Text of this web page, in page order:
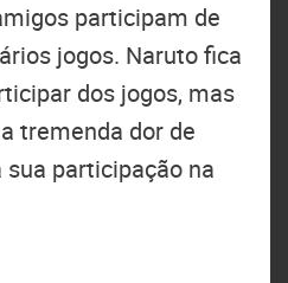
participam de
jogos. Naruto fica
dos jogos, mas
tremenda dor de
participação na